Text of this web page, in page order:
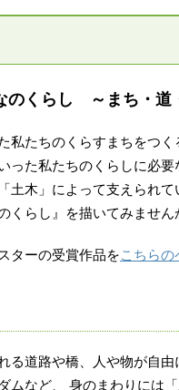
のくらし ～まち・道
私たちのくらすまちをつく
った私たちのくらしに必要
土木」によって支えられて
くらし』を描いてみません
ターの受賞作品をこちらの
る道路や橋、人や物が自
ムなど、 身のまわりには